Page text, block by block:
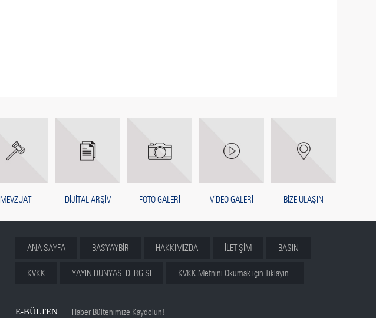
MEVZUAT DİJİTAL ARŞİV FOTO GALERİ VİDEO GALERİ BİZE ULAŞIN
ANA SAYFA BASYAYBİR HAKKIMIZDA İLETİŞİM BASIN
KVKK YAYIN DÜNYASI DERGİSİ KVKK Metnini Okumak için Tıklayın..
E-BÜLTEN Haber Bültenimize Kaydolun!